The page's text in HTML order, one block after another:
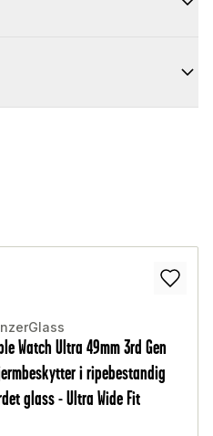
Watch Ultra 49mm 3rd Gen
i ripebestandig
glass - Ultra Wide Fit